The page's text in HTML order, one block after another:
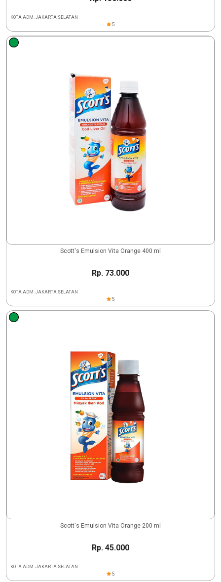
KOTA ADM. JAKARTA SELATAN
5
Scott's Emulsion Vita Orange 400 ml
Rp. 73.000
KOTA ADM. JAKARTA SELATAN
5
Scott's Emulsion Vita Orange 200 ml
Rp. 45.000
KOTA ADM. JAKARTA SELATAN
5